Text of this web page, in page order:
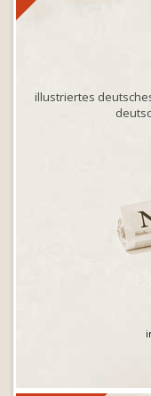
illustriertes